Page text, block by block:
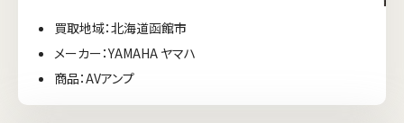
買取地域：北海道函館市
メーカー：YAMAHA ヤマハ
商品：AVアンプ